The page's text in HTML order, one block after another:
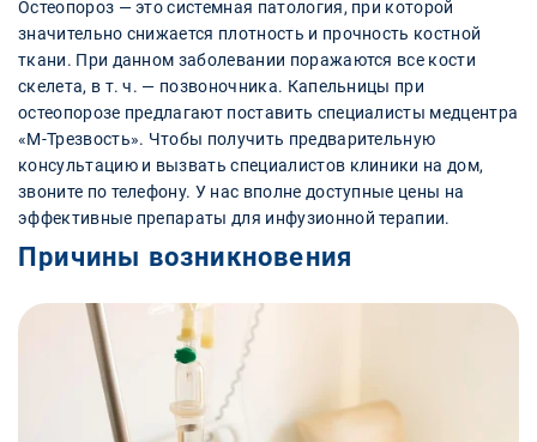
Остеопороз — это системная патология, при которой
значительно снижается плотность и прочность костной
ткани. При данном заболевании поражаются все кости
скелета, в т. ч. — позвоночника. Капельницы при
остеопорозе предлагают поставить специалисты медцентра
«М-Трезвость». Чтобы получить предварительную
консультацию и вызвать специалистов клиники на дом,
звоните по телефону. У нас вполне доступные цены на
эффективные препараты для инфузионной терапии.
Причины возникновения